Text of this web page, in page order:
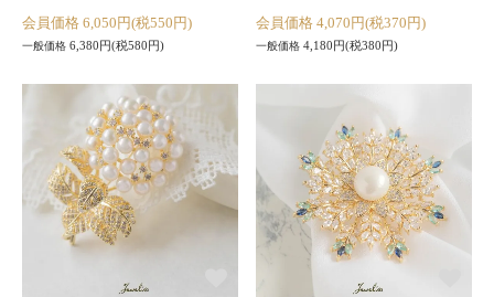
会員価格 6,050円(税550円)
一般価格 6,380円(税580円)
会員価格 4,070円(税370円)
一般価格 4,180円(税380円)